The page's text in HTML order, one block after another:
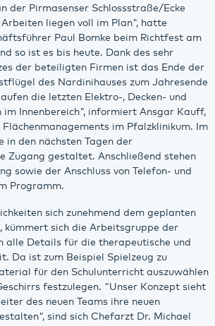
der Pirmasenser Schlossstraße/Ecke
liegen voll im Plan", hatte
Paul Bomke beim Richtfest am
so ist es bis heute. Dank des sehr
der beteiligten Firmen ist das Ende der
des Nardinihauses zum Jahresende
die letzten Elektro-, Decken- und
im Innenbereich", informiert Ansgar Kauff,
Flächenmanagements im Pfalzklinikum. Im
in den nächsten Tagen der
Zugang gestaltet. Anschließend stehen
sowie der Anschluss von Telefon- und
Programm.
sich zunehmend dem geplanten
kümmert sich die Arbeitsgruppe der
alle Details für die therapeutische und
Da ist zum Beispiel Spielzeug zu
für den Schulunterricht auszuwählen
festzulegen. "Unser Konzept sieht
des neuen Teams ihre neuen
sind sich Chefarzt Dr. Michael